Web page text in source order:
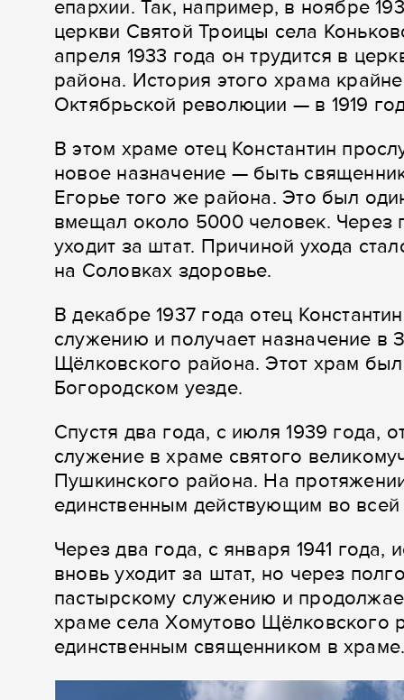
епархии. Так, например, в ноябре
церкви Святой Троицы села
апреля 1933 года он трудится в
района. История этого храма
Октябрьской революции — в 1919
В этом храме отец Константин
новое назначение — быть
Егорье того же района. Это был
вмещал около 5000 человек. Через
уходит за штат. Причиной ухода
на Соловках здоровье.
В декабре 1937 года отец
служению и получает назначение в
Щёлковского района. Этот храм
Богородском уезде.
Спустя два года, с июля 1939 года,
служение в храме святого
Пушкинского района. На
единственным действующим во
Через два года, с января 1941 года,
вновь уходит за штат, но через
пастырскому служению и
храме села Хомутово Щёлковского
единственным священником в